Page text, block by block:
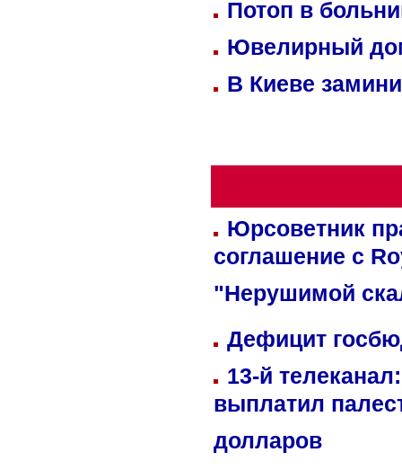
Потоп в
Ювелирный
В Киеве
Юрсоветник
соглашение с
"Нерушимой
Дефицит
13-й
выплатил
долларов